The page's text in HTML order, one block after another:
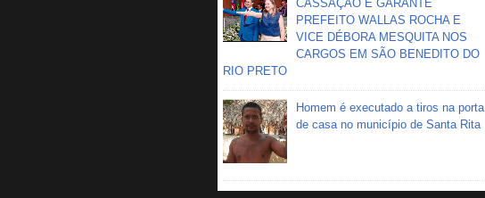
CASSAÇÃO E GARANTE
PREFEITO WALLAS ROCHA E
VICE DÉBORA MESQUITA NOS
CARGOS EM SÃO BENEDITO DO
RIO PRETO
Homem é executado a tiros na porta
de casa no município de Santa Rita